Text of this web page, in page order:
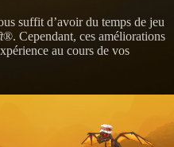
suffit d’avoir du temps de jeu
®. Cependant, ces améliorations
au cours de vos